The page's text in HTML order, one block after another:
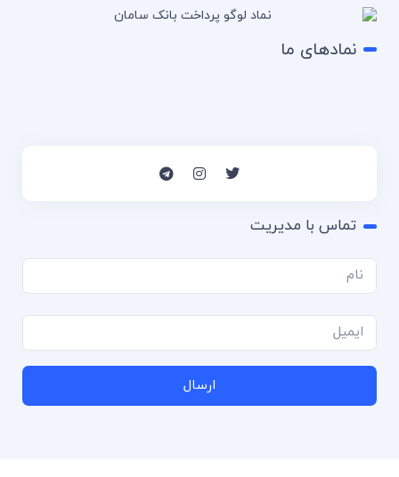
نمادهای ما
تماس با مدیریت
ارسال